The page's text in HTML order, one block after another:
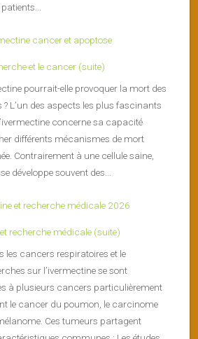
et le cancer (suite)
pourrait-elle provoquer la mort des
? L’un des aspects les plus fascinants
concerne sa capacité
différents mécanismes de mort
Contrairement à une cellule saine,
développe souvent des...
recherche médicale (suite)
les cancers respiratoires et le
sur l’ivermectine se sont
à plusieurs cancers particulièrement
le cancer du poumon, le carcinome
Ces tumeurs partagent